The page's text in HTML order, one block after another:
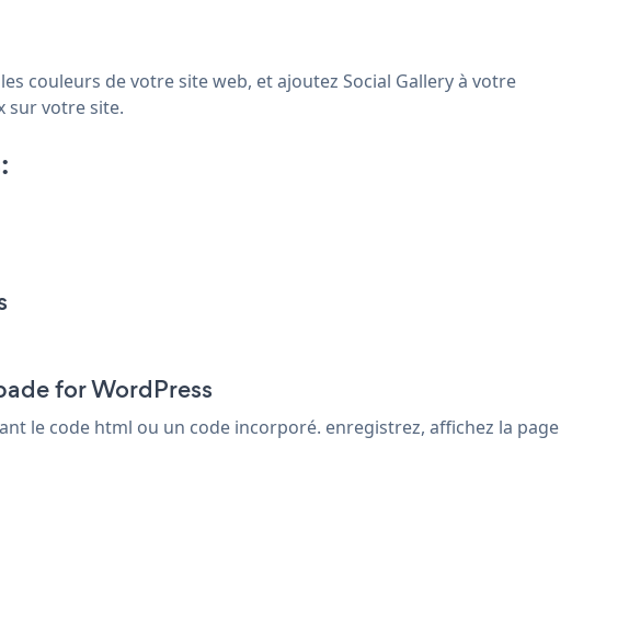
couleurs de votre site web, et ajoutez Social Gallery à votre
sur votre site.
for WordPress
le code html ou un code incorporé. enregistrez, affichez la page